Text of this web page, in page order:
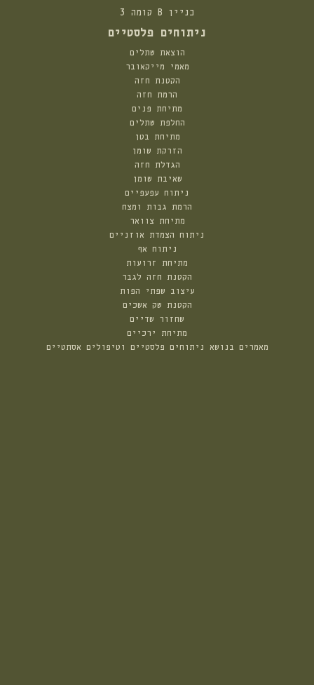
בניין B קומה 3
ניתוחים פלסטיים
הוצאת שתלים
מאמי מייקאובר
הקטנת חזה
הרמת חזה
מתיחת פנים
החלפת שתלים
מתיחת בטן
הזרקת שומן
הגדלת חזה
שאיבת שומן
ניתוח עפעפיים
הרמת גבות ומצח
מתיחת צוואר
ניתוח הצמדת אוזניים
ניתוח אף
מתיחת זרועות
הקטנת חזה לגבר
עיצוב שפתי הפות
הקטנת שק אשכים
שחזור שדיים
מתיחת ירכיים
מאמרים בנושא ניתוחים פלסטיים וטיפולים אסתטיים